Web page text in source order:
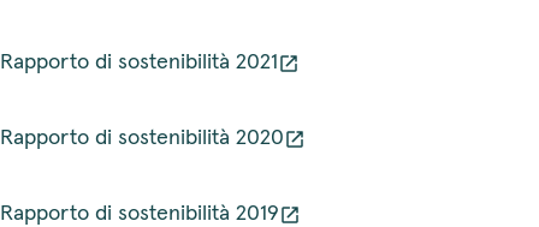
Rapporto di sostenibilità 2021
Rapporto di sostenibilità 2020
Rapporto di sostenibilità 2019